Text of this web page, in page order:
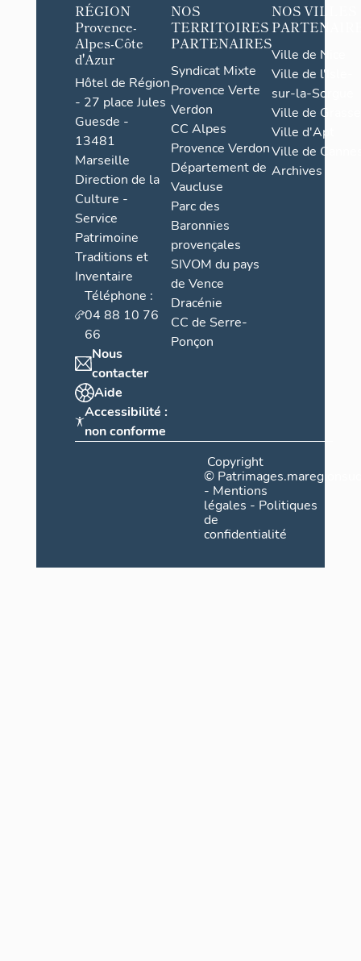
RÉGION
Provence-
Alpes-Côte
d'Azur
Hôtel de Région
- 27 place Jules
Guesde -
13481
Marseille
Direction de la
Culture -
Service
Patrimoine
Traditions et
Inventaire
Téléphone :
04 88 10 76
66
Nous
contacter
Aide
Accessibilité :
non conforme
NOS
TERRITOIRES
PARTENAIRES
Syndicat Mixte
Provence Verte
Verdon
CC Alpes
Provence Verdon
Département de
Vaucluse
Parc des
Baronnies
provençales
SIVOM du pays
de Vence
Dracénie
CC de Serre-
Ponçon
NOS VILLES
Ville de Nice
Ville de l'Isle-
sur-la-Sorgue
Ville de Grasse
Ville d'Apt
Ville de
Archives
Copyright
©
- Mentions
légales - Politiques
de
confidentialité